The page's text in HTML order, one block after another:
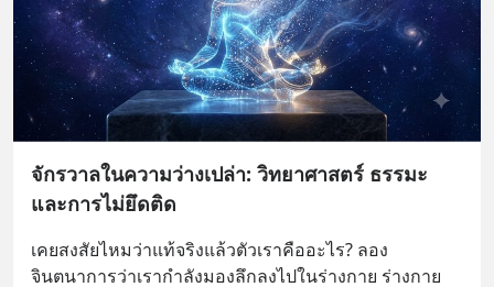
จักรวาลในความว่างเปล่า: วิทยาศาสตร์ ธรรมะ
และการไม่ยึดติด
เคยสงสัยไหมว่าแท้จริงแล้วตัวเราคืออะไร? ลอง
จินตนาการว่าเรากำลังมองลึกลงไปในร่างกาย ร่างกาย